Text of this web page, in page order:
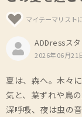
マイテーマリスト
ADDressス
2026年06月21
夏は、森へ。木々
気と、葉ずれや鳥
深呼吸、夜は虫の